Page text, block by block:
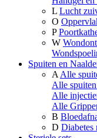
L Lucht
O
P
W
Spuiten en
A Alle
Alle
Alle
Alle
B
D Diabetes